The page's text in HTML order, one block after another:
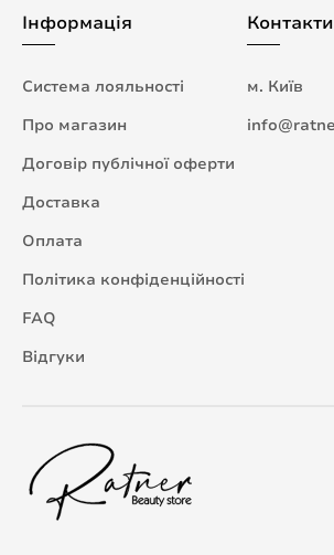
Інформація
Система лояльності
Про магазин
Договір публічної оферти
Доставка
Оплата
Політика конфіденційності
FAQ
Відгуки
Контакти
м. Київ